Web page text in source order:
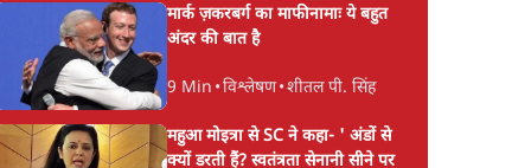
में
भारत में मेटा की 'अवैध
सेंसरशिप' बढ़ी, एक्टिविस्ट
झारखंड में छात्र
सरकार की बातचीत
मार्क ज़करबर्ग का माफीनामाः ये बहुत
अंदर की बात है
9 Min •विश्लेषण•शीतल पी. सिंह
महुआ मोइत्रा से SC ने कहा- ' अंडों से
क्यों डरती हैं? स्वतंत्रता सेनानी सीने पर